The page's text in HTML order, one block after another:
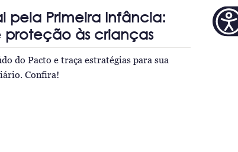
pela Primeira Infância:
proteção às crianças
do Pacto e traça estratégias para sua
Confira!